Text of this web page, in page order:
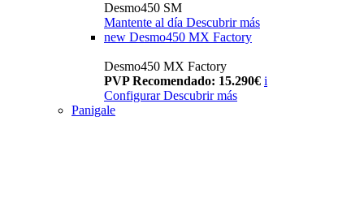
Desmo450 SM
Mantente al día Descubrir más
new Desmo450 MX Factory
Desmo450 MX Factory
PVP Recomendado: 15.290€ i
Configurar Descubrir más
Panigale